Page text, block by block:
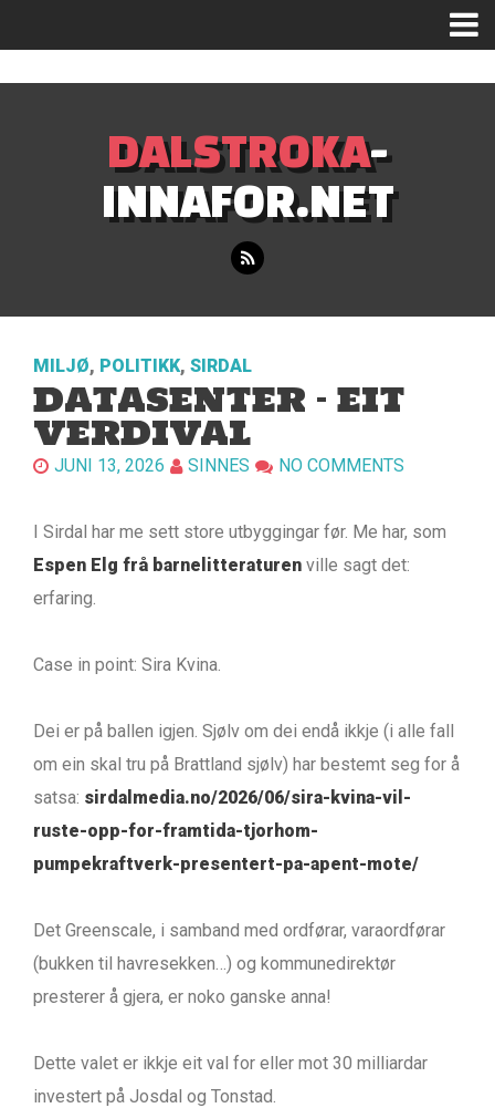
DALSTROKA-
INNAFOR.NET
MILJØ, POLITIKK, SIRDAL
DATASENTER – EIT
VERDIVAL
JUNI 13, 2026 SINNES NO COMMENTS
I Sirdal har me sett store utbyggingar før. Me har, som
Espen Elg frå barnelitteraturen ville sagt det:
erfaring.
Case in point: Sira Kvina.
Dei er på ballen igjen. Sjølv om dei endå ikkje (i alle fall
om ein skal tru på Brattland sjølv) har bestemt seg for å
satsa: sirdalmedia.no/2026/06/sira-kvina-vil-
ruste-opp-for-framtida-tjorhom-
pumpekraftverk-presentert-pa-apent-mote/
Det Greenscale, i samband med ordførar, varaordførar
(bukken til havresekken…) og kommunedirektør
presterer å gjera, er noko ganske anna!
Dette valet er ikkje eit val for eller mot 30 milliardar
investert på Josdal og Tonstad.